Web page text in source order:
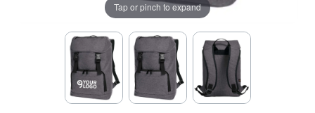
Tap or pinch to expand